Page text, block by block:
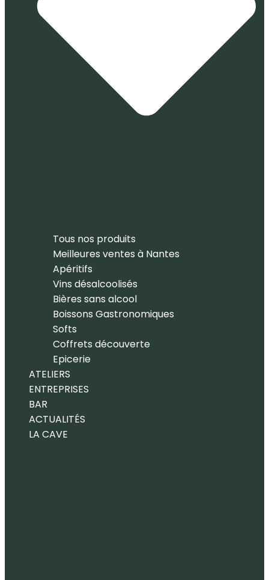
Tous nos produits
Meilleures ventes à Nantes
Apéritifs
Vins désalcoolisés
Bières sans alcool
Boissons Gastronomiques
Softs
Coffrets découverte
Epicerie
ATELIERS
ENTREPRISES
BAR
ACTUALITÉS
LA CAVE